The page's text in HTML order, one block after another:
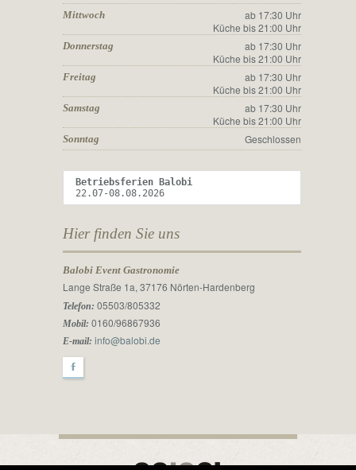
Mittwoch
ab 17:30 Uhr
Küche bis 21:00 Uhr
Donnerstag
ab 17:30 Uhr
Küche bis 21:00 Uhr
Freitag
ab 17:30 Uhr
Küche bis 21:00 Uhr
Samstag
ab 17:30 Uhr
Küche bis 21:00 Uhr
Sonntag Geschlossen
Betriebsferien Balobi
22.07-08.08.2026
Hier finden Sie uns
Balobi Event Gastronomie
Lange Straße 1a, 37176 Nörten-Hardenberg
Telefon: 05503/805332
Mobil: 0160/96867936
E-mail: info@balobi.de
F